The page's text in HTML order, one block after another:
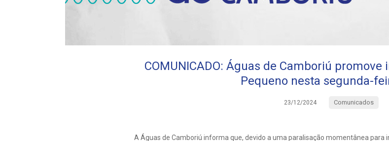
COMUNICADO: Águas de Camboriú
Pequeno nesta segunda-
23/12/2024 Comunicados
A Águas de Camboriú informa que, devido a uma paralisação momentânea para